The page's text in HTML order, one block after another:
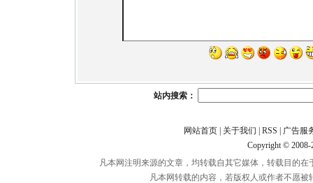
站内搜索：
网站首页| 关于我们 RSS
广告服
Copyright ©
凡本网注明来源的文章，均转载自其它媒体，转载目的
凡本网转载的内容，若版权人或作者不愿